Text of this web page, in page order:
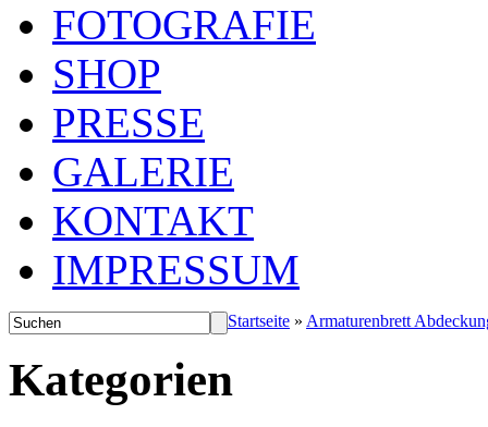
FOTOGRAFIE
SHOP
PRESSE
GALERIE
KONTAKT
IMPRESSUM
Startseite » Armaturenbrett
Kategorien